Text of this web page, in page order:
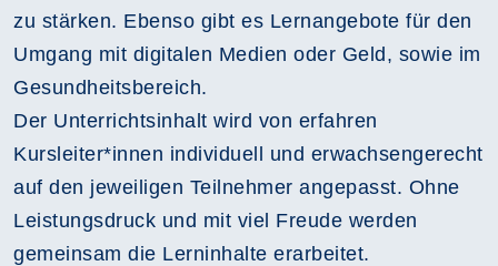
zu stärken. Ebenso gibt es Lernangebote für den
Umgang mit digitalen Medien oder Geld, sowie im
Gesundheitsbereich.
Der Unterrichtsinhalt wird von erfahren
Kursleiter*innen individuell und erwachsengerecht
auf den jeweiligen Teilnehmer angepasst. Ohne
Leistungsdruck und mit viel Freude werden
gemeinsam die Lerninhalte erarbeitet.